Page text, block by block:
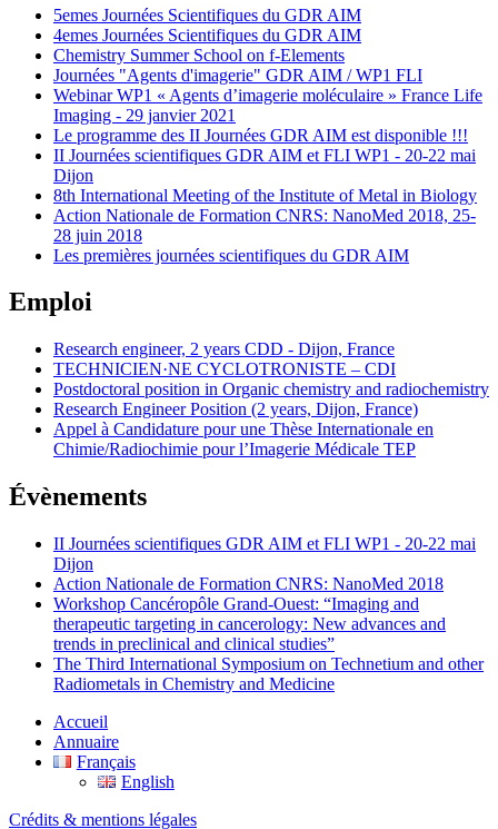
5emes Journées Scientifiques du GDR AIM
4emes Journées Scientifiques du GDR AIM
Chemistry Summer School on f-Elements
Journées "Agents d'imagerie" GDR AIM / WP1 FLI
Webinar WP1 « Agents d’imagerie moléculaire » France Life
Imaging - 29 janvier 2021
Le programme des II Journées GDR AIM est disponible !!!
II Journées scientifiques GDR AIM et FLI WP1 - 20-22 mai
Dijon
8th International Meeting of the Institute of Metal in Biology
Action Nationale de Formation CNRS: NanoMed 2018, 25-
28 juin 2018
Les premières journées scientifiques du GDR AIM
Emploi
Research engineer, 2 years CDD - Dijon, France
TECHNICIEN·NE CYCLOTRONISTE – CDI
Postdoctoral position in Organic chemistry and radiochemistry
Research Engineer Position (2 years, Dijon, France)
Appel à Candidature pour une Thèse Internationale en
Chimie/Radiochimie pour l’Imagerie Médicale TEP
Évènements
II Journées scientifiques GDR AIM et FLI WP1 - 20-22 mai
Dijon
Action Nationale de Formation CNRS: NanoMed 2018
Workshop Cancéropôle Grand-Ouest: “Imaging and
therapeutic targeting in cancerology: New advances and
trends in preclinical and clinical studies”
The Third International Symposium on Technetium and other
Radiometals in Chemistry and Medicine
Accueil
Annuaire
Français
English
Crédits & mentions légales